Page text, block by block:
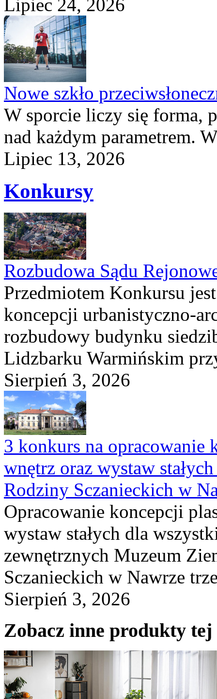
Lipiec 24, 2026
Nowe szkło
W sporcie liczy się forma,
nad każdym parametrem.
Lipiec 13, 2026
Konkursy
Rozbudowa Sądu
Przedmiotem Konkursu
koncepcji urbanistyczno-
rozbudowy budynku
Lidzbarku Warmińskim
Sierpień 3, 2026
3 konkurs na opracowanie
wnętrz oraz wystaw
Rodziny Sczanieckich w
Opracowanie koncepcji
wystaw stałych dla
zewnętrznych Muzeum
Sczanieckich w Nawrze
Sierpień 3, 2026
Zobacz inne produkty